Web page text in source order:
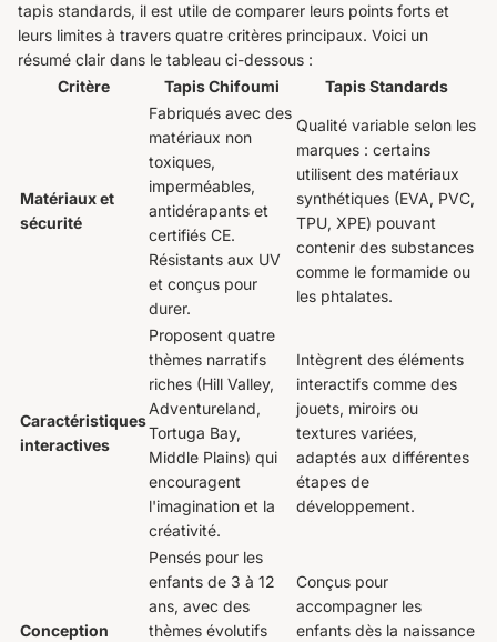
tapis standards, il est utile de comparer leurs points forts et
leurs limites à travers quatre critères principaux. Voici un
résumé clair dans le tableau ci-dessous :
Critère
Tapis Chifoumi Tapis Standards
Matériaux et
sécurité
Fabriqués avec des
matériaux non
toxiques,
imperméables,
antidérapants et
certifiés CE.
Résistants aux UV
et conçus pour
durer.
Qualité variable selon les
marques : certains
utilisent des matériaux
synthétiques (EVA, PVC,
TPU, XPE) pouvant
contenir des substances
comme le formamide ou
les phtalates.
Caractéristiques
interactives
Proposent quatre
thèmes narratifs
riches (Hill Valley,
Adventureland,
Tortuga Bay,
Middle Plains) qui
encouragent
l'imagination et la
créativité.
Intègrent des éléments
interactifs comme des
jouets, miroirs ou
textures variées,
adaptés aux différentes
étapes de
développement.
Conception
Pensés pour les
enfants de 3 à 12
ans, avec des
thèmes évolutifs
Conçus pour
accompagner les
enfants dès la naissance